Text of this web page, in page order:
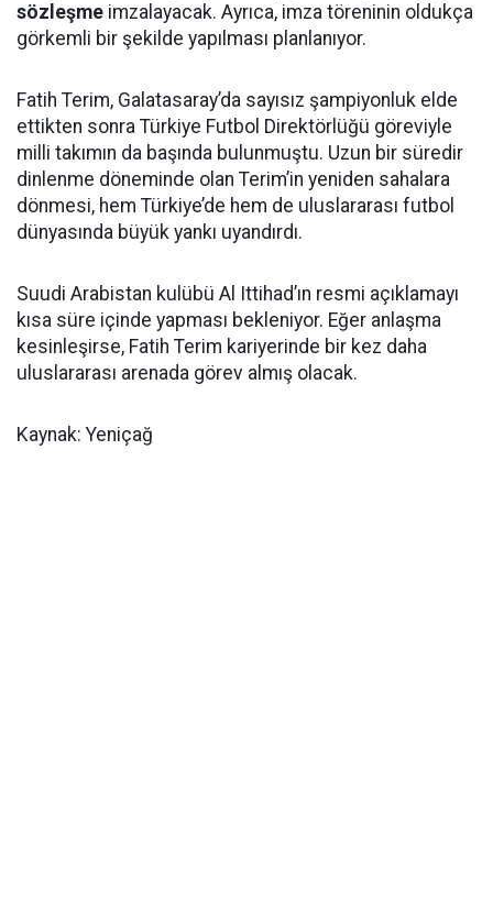
sözleşme imzalayacak. Ayrıca, imza töreninin oldukça
görkemli bir şekilde yapılması planlanıyor.
Fatih Terim, Galatasaray’da sayısız şampiyonluk elde
ettikten sonra Türkiye Futbol Direktörlüğü göreviyle
milli takımın da başında bulunmuştu. Uzun bir süredir
dinlenme döneminde olan Terim’in yeniden sahalara
dönmesi, hem Türkiye’de hem de uluslararası futbol
dünyasında büyük yankı uyandırdı.
Suudi Arabistan kulübü Al Ittihad’ın resmi açıklamayı
kısa süre içinde yapması bekleniyor. Eğer anlaşma
kesinleşirse, Fatih Terim kariyerinde bir kez daha
uluslararası arenada görev almış olacak.
Kaynak: Yeniçağ